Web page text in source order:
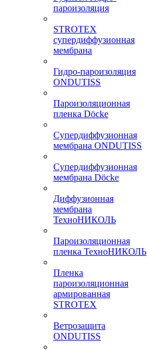
пароизоляция
STROTEX
супердиффузионная
мембрана
Гидро-пароизоляция
ONDUTISS
Пароизоляционная
пленка Döcke
Супердиффузионная
мембрана ONDUTISS
Супердиффузионная
мембрана Döcke
Диффузионная
мембрана
ТехноНИКОЛЬ
Пароизоляционная
пленка ТехноНИКОЛЬ
Пленка
пароизоляционная
армированная
STROTEX
Ветрозащита
ONDUTISS